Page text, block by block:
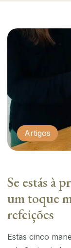
Artigos
Se estás à
um toque
refeições
Estas cinco